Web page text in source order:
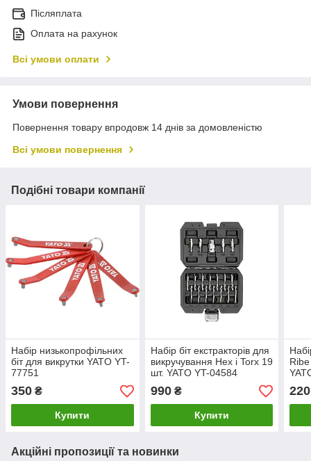
Післяплата
Оплата на рахунок
Всі умови оплати
Умови повернення
Повернення товару впродовж 14 днів за домовленістю
Всі умови повернення
Подібні товари компанії
Набір низькопрофільних
біт для викрутки YATO YT-
77751
350 ₴
Купити
Набір біт екстракторів для
викручування Hex і Torx 19
шт. YATO YT-04584
990₴
Купити
220
Акційні пропозиції та новинки